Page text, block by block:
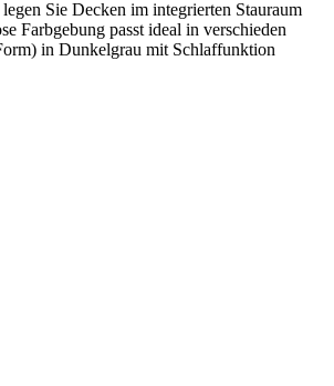
Sie Decken im integrierten Stauraum
Farbgebung passt ideal in verschieden
in Dunkelgrau mit Schlaffunktion